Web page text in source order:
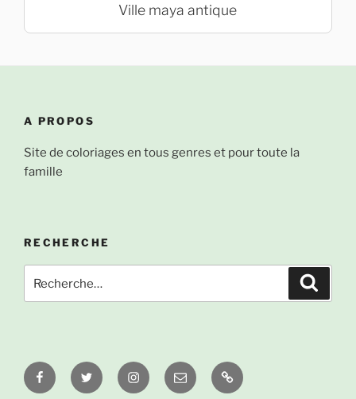
Ville maya antique
A PROPOS
Site de coloriages en tous genres et pour toute la
famille
RECHERCHE
pour
FacebookTwitter InstagramEmail
À
propos